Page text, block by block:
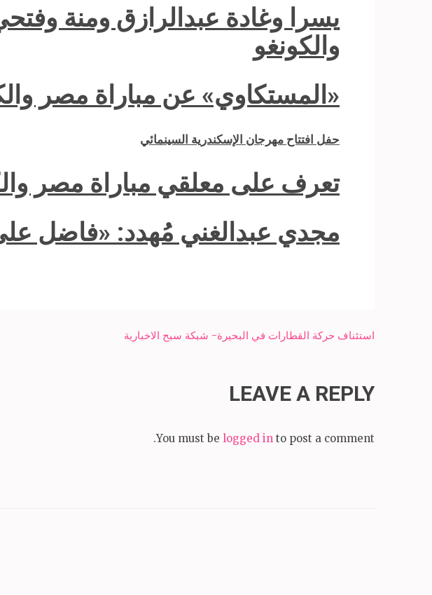
يسرا وغادة عبدالرازق ومنة
والكونغو
«المستكاوي» عن مباراة مصر
حفل افتتاح مهرجان الإسكندرية السينمائي
تعرف على معلقي مباراة مصر
مجدي عبدالغني مُهدد: «فاضل على
Post
استئناف حركة القطارات في البحيرة- شبكة سبح الاخبارية
LEAVE A REPLY
You must be logged in to post a comment.